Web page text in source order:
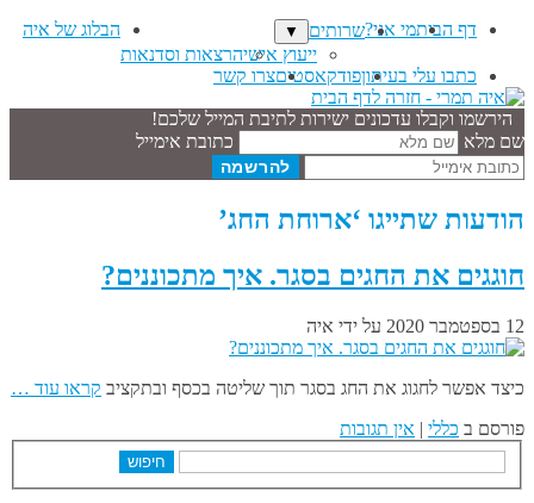
דף הביתמי אני?שרותים ▼
ייעוץ אישיהרצאות וסדנאות
הבלוג של איה
כתבו עלי בעיתוןפודקאסטיםצרו קשר
הירשמו וקבלו עדכונים ישירות לתיבת המייל שלכם!
שם מלא
כתובת אימייל
הודעות שתייגו ‘ארוחת החג’
חוגגים את החגים בסגר. איך מתכוננים?
12 בספטמבר 2020 על ידי איה
כיצד אפשר לחגוג את החג בסגר תוך שליטה בכסף ובתקציב קראו עוד …
פורסם ב כללי | אין תגובות
חיפוש